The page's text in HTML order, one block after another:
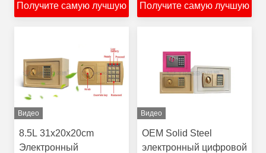
клавиатурой
Получите самую лучшую
клавиатура YB/E-20--
Получите самую лучшую
Видео
8.5L 31x20x20cm
Электронный
Видео
OEM Solid Steel
электронный цифровой